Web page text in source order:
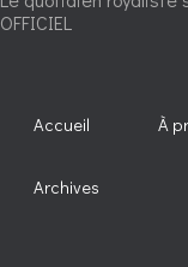
OFFICIEL
Accueil À
Archives